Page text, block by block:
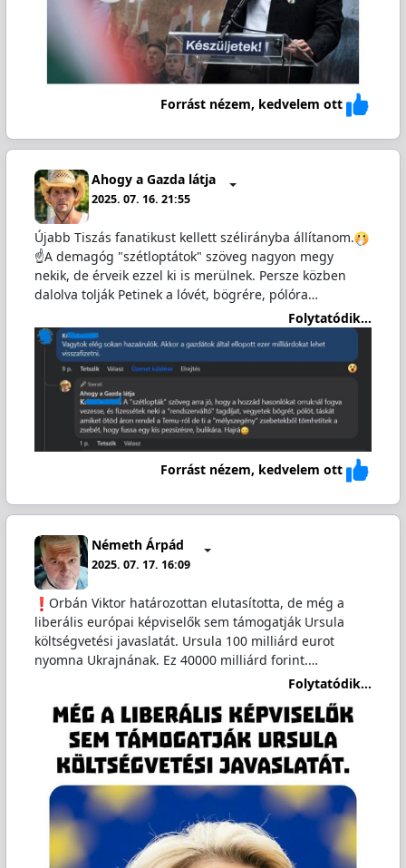
Forrást nézem, kedvelem ott
Ahogy a Gazda látja
2025. 07. 16. 21:55
Újabb Tiszás fanatikust kellett szélirányba állítanom.
☝️A demagóg "szétloptátok" szöveg nagyon megy
nekik, de érveik ezzel ki is merülnek. Persze közben
dalolva tolják Petinek a lóvét, bögrére, pólóra…
Folytatódik...
Forrást nézem, kedvelem ott
Németh Árpád
2025. 07. 17. 16:09
Orbán Viktor határozottan elutasította, de még a
liberális európai képviselők sem támogatják Ursula
költségvetési javaslatát. Ursula 100 milliárd eurot
nyomna Ukrajnának. Ez 40000 milliárd forint.…
Folytatódik...